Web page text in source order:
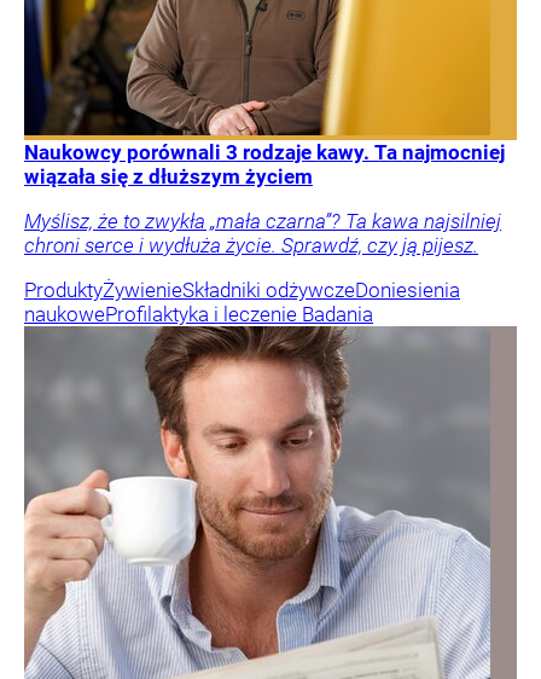
Naukowcy porównali 3 rodzaje kawy. Ta najmocniej
wiązała się z dłuższym życiem
Myślisz, że to zwykła „mała czarna”? Ta kawa najsilniej
chroni serce i wydłuża życie. Sprawdź, czy ją pijesz.
ProduktyŻywienieSkładniki odżywczeDoniesienia
naukoweProfilaktyka i leczenie Badania